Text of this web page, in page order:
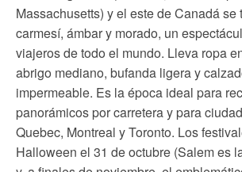
Massachusetts) y el este de Canadá se
carmesí, ámbar y morado, un
viajeros de todo el mundo. Lleva ropa
abrigo mediano, bufanda ligera y
impermeable. Es la época ideal para
panorámicos por carretera y para
Quebec, Montreal y Toronto. Los
Halloween el 31 de octubre (Salem es